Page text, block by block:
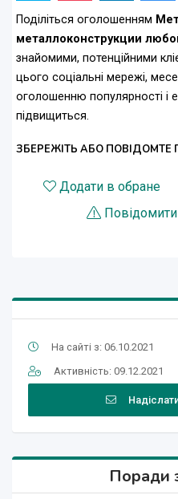
Поділіться оголошенням
металлоконструкции
знайомими, потенційними
цього соціальні мережі,
оголошенню популярності і
підвищиться.
ЗБЕРЕЖІТЬ АБО
Додати в обране
На сайті з: 06.10.2021
Активність: 09.12.2021
Поради